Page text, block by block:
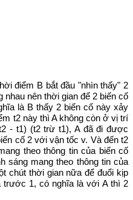
điểm B bắt đầu "nhìn thấy" 2
nhau nên thời gian để 2 biến cố
là B thấy 2 biến cố này xảy
t2 này thì A không còn ở vị trí
- t1) (t2 trừ t1), A đã đi được
cố 2 với vận tốc v. Và đến t2
theo thông tin của biến cố
sáng mang theo thông tin của
chút thời gian nữa để đuổi kịp
1, có nghĩa là với A thì 2